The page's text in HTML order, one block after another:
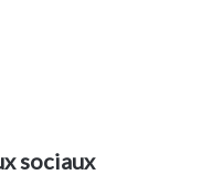
sociaux